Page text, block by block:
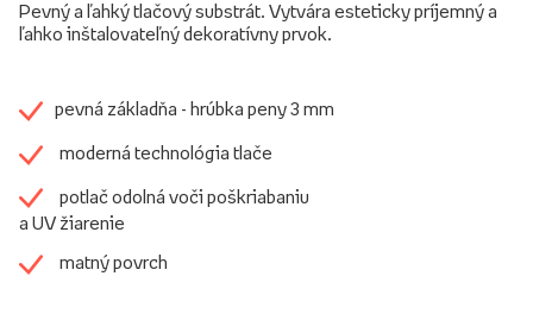
Pevný a ľahký tlačový substrát. Vytvára esteticky príjemný a
ľahko inštalovateľný dekoratívny prvok.
pevná základňa - hrúbka peny 3 mm
moderná technológia tlače
potlač odolná voči poškriabaniu
a UV žiarenie
matný povrch